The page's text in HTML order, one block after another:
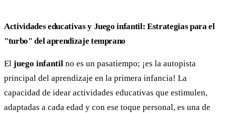
Actividades educativas y Juego infantil: Estrategias para el
"turbo" del aprendizaje temprano
El juego infantil no es un pasatiempo; ¡es la autopista
principal del aprendizaje en la primera infancia! La
capacidad de idear actividades educativas que estimulen,
adaptadas a cada edad y con ese toque personal, es una de